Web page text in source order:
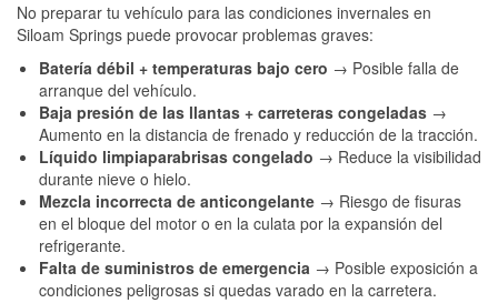
No preparar tu vehículo para las condiciones invernales en
Siloam Springs puede provocar problemas graves:
Batería débil + temperaturas bajo cero → Posible falla de
arranque del vehículo.
Baja presión de las llantas + carreteras congeladas →
Aumento en la distancia de frenado y reducción de la tracción.
Líquido limpiaparabrisas congelado → Reduce la visibilidad
durante nieve o hielo.
Mezcla incorrecta de anticongelante → Riesgo de fisuras
en el bloque del motor o en la culata por la expansión del
refrigerante.
Falta de suministros de emergencia → Posible exposición a
condiciones peligrosas si quedas varado en la carretera.